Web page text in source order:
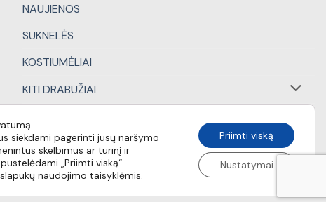
NAUJIENOS
SUKNELĖS
KOSTIUMĖLIAI
KITI DRABUŽIAI
SPECIALŪS PASIŪLYMAI
siekdami pagerinti jūsų naršymo
skelbimus ar turinį ir
„Priimti viską“
naudojimo taisyklėmis.
Priimti viską
Nustatymai